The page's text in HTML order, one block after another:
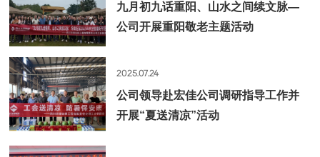
九月初九话重阳、山水之间续文脉—
公司开展重阳敬老主题活动
2025.07.24
公司领导赴宏佳公司调研指导工作并
开展“夏送清凉”活动